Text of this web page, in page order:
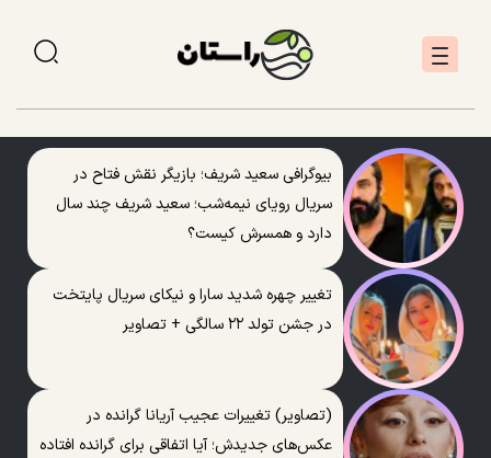
بیوگرافی سعید شریف؛ بازیگر نقش فتاح در
سریال رویای نیمه‌شب؛ سعید شریف چند سال
دارد و همسرش کیست؟
تغییر چهره شدید سارا و نیکای سریال پایتخت
در جشن تولد ۲۲ سالگی + تصاویر
(تصاویر) تغییرات عجیب آریانا گرانده در
عکس‌های جدیدش؛ آیا اتفاقی برای گرانده افتاده